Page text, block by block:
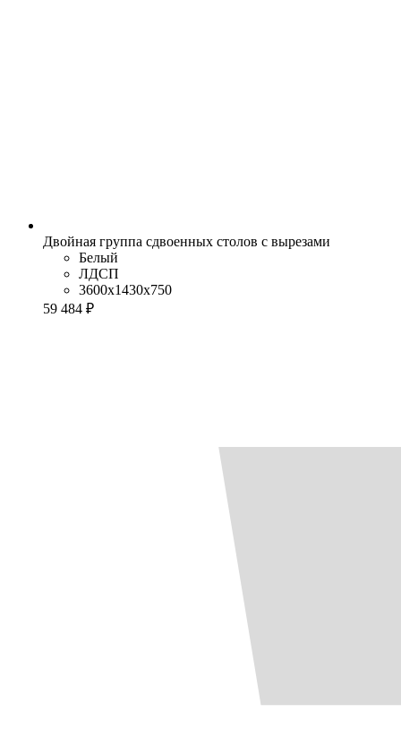
Двойная группа сдвоенных столов с вырезами
Белый
ЛДСП
3600x1430x750
59 484 ₽